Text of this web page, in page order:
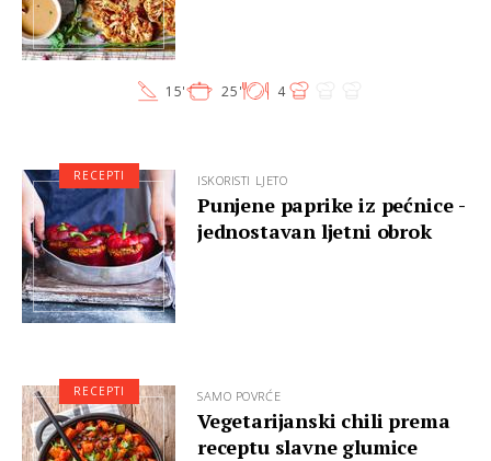
15' 25' 4
ISKORISTI LJETO
Punjene paprike iz pećnice -
jednostavan ljetni obrok
RECEPTI
SAMO POVRĆE
Vegetarijanski chili prema
receptu slavne glumice
RECEPTI